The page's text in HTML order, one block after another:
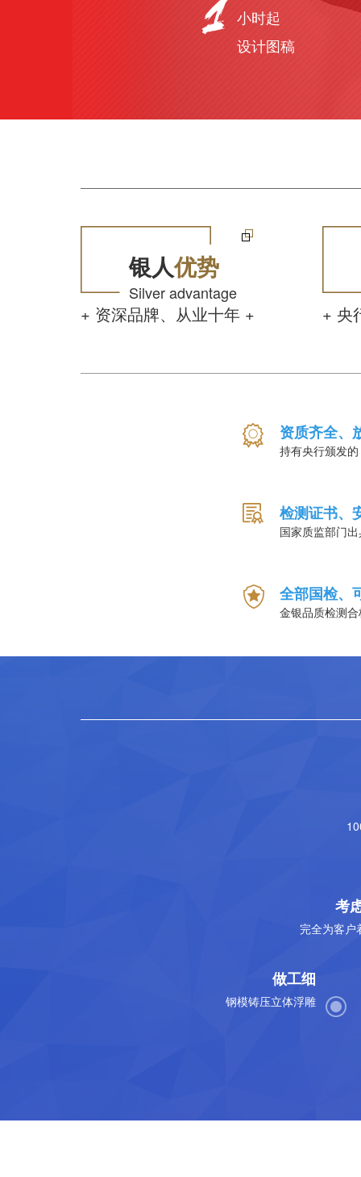
小时起
设计图稿
银人优势
Silver advantage
+ 资深品牌、从业十年 + + 央
资质齐全、
持有央行颁发
检测证书、
国家质监部门
全部国检、
金银品质检测
考
完全为客户
做工细
钢模铸压立体浮雕